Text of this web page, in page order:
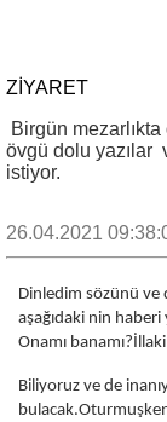
ZİYARET
Birgün
övgü dolu yazılar
istiyor.
26.04.2021
Dinledim sözünü
aşağıdaki nin
Onamı banamı?İllaki
Biliyoruz ve de
bulacak.Oturmuşken